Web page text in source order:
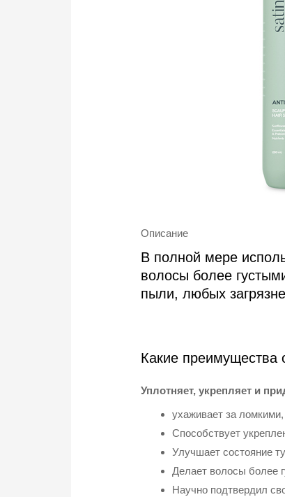
Описание
В полной мере
волосы более
пыли, любых
Какие преимущества
Уплотняет, укрепляет и
ухаживает за
Способствует
Улучшает состояние
Делает волосы более
Научно подтвердил